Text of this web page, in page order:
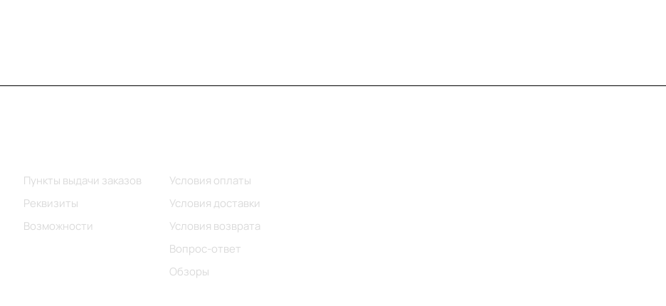
Пункты выдачи заказов
Реквизиты
Возможности
Условия оплаты
Условия доставки
Условия возврата
Вопрос-ответ
Обзоры